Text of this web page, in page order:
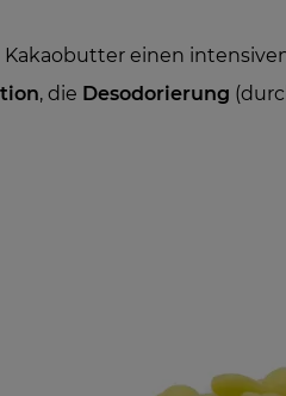
einen
, die Desodorierung